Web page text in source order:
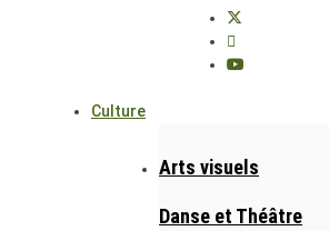
Culture
Arts visuels
Danse et Théâtre